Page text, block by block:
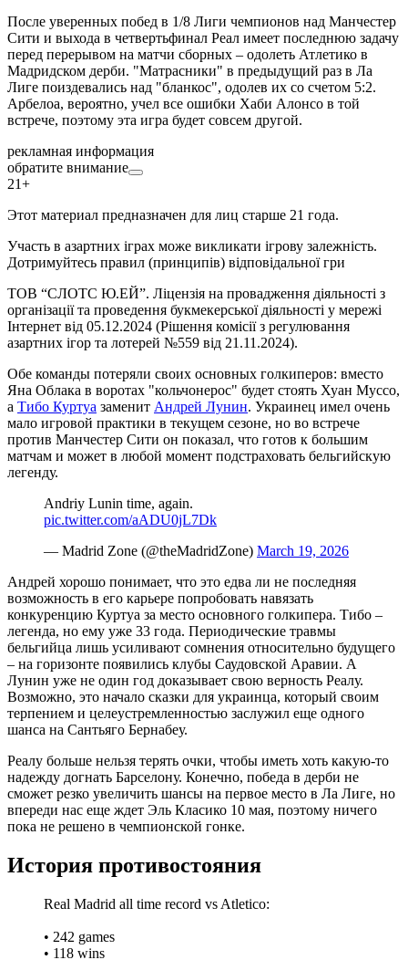
После уверенных побед в 1/8 Лиги чемпионов над Манчестер
Сити и выхода в четвертьфинал Реал имеет последнюю задачу
перед перерывом на матчи сборных – одолеть Атлетико в
Мадридском дерби. "Матрасники" в предыдущий раз в Ла
Лиге поиздевались над "бланкос", одолев их со счетом 5:2.
Арбелоа, вероятно, учел все ошибки Хаби Алонсо в той
встрече, поэтому эта игра будет совсем другой.
рекламная информация
обратите внимание
21+
Этот материал предназначен для лиц старше 21 года.
Участь в азартних іграх може викликати ігрову залежність.
Дотримуйтесь правил (принципів) відповідальної гри
ТОВ “СЛОТС Ю.ЕЙ”. Ліцензія на провадження діяльності з
організації та проведення букмекерської діяльності у мережі
Інтернет від 05.12.2024 (Рішення комісії з регулювання
азартних ігор та лотерей №559 від 21.11.2024).
Обе команды потеряли своих основных голкиперов: вместо
Яна Облака в воротах "кольчонерос" будет стоять Хуан Муссо,
а Тибо Куртуа заменит Андрей Лунин. Украинец имел очень
мало игровой практики в текущем сезоне, но во встрече
против Манчестер Сити он показал, что готов к большим
матчам и может в любой момент подстраховать бельгийскую
легенду.
Andriy Lunin time, again.
pic.twitter.com/aADU0jL7Dk
— Madrid Zone (@theMadridZone) March 19, 2026
Андрей хорошо понимает, что это едва ли не последняя
возможность в его карьере попробовать навязать
конкуренцию Куртуа за место основного голкипера. Тибо –
легенда, но ему уже 33 года. Периодические травмы
бельгийца лишь усиливают сомнения относительно будущего
– на горизонте появились клубы Саудовской Аравии. А
Лунин уже не один год доказывает свою верность Реалу.
Возможно, это начало сказки для украинца, который своим
терпением и целеустремленностью заслужил еще одного
шанса на Сантьяго Бернабеу.
Реалу больше нельзя терять очки, чтобы иметь хоть какую-то
надежду догнать Барселону. Конечно, победа в дерби не
сможет резко увеличить шансы на первое место в Ла Лиге, но
впереди нас еще ждет Эль Класико 10 мая, поэтому ничего
пока не решено в чемпионской гонке.
История противостояния
Real Madrid all time record vs Atletico:
• 242 games
• 118 wins